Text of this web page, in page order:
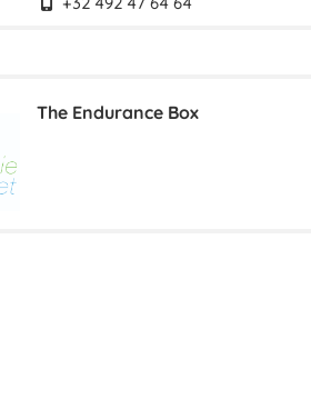
The Endurance Box